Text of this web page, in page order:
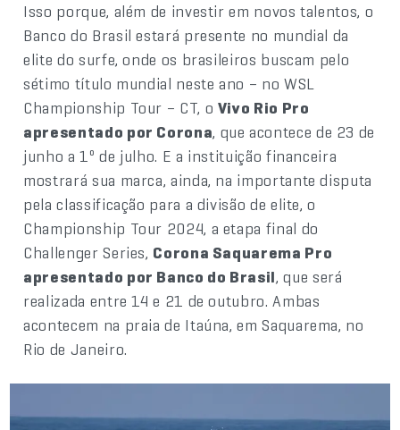
Isso porque, além de investir em novos talentos, o
Banco do Brasil estará presente no mundial da
elite do surfe, onde os brasileiros buscam pelo
sétimo título mundial neste ano – no WSL
Championship Tour – CT, o Vivo Rio Pro
apresentado por Corona, que acontece de 23 de
junho a 1º de julho. E a instituição financeira
mostrará sua marca, ainda, na importante disputa
pela classificação para a divisão de elite, o
Championship Tour 2024, a etapa final do
Challenger Series, Corona Saquarema Pro
apresentado por Banco do Brasil, que será
realizada entre 14 e 21 de outubro. Ambas
acontecem na praia de Itaúna, em Saquarema, no
Rio de Janeiro.